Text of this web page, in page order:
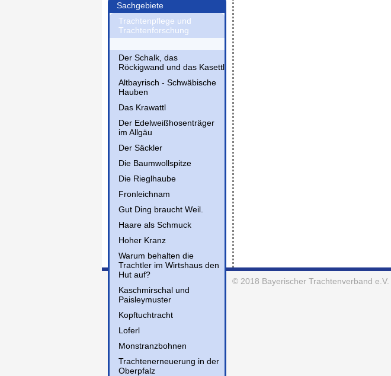
Sachgebiete
Trachtenpflege und
Trachtenforschung
Der Schalk, das
Röckigwand und das Kasettl
Altbayrisch - Schwäbische
Hauben
Das Krawattl
Der Edelweißhosenträger
im Allgäu
Der Säckler
Die Baumwollspitze
Die Rieglhaube
Fronleichnam
Gut Ding braucht Weil.
Haare als Schmuck
Hoher Kranz
Warum behalten die
Trachtler im Wirtshaus den
Hut auf?
Kaschmirschal und
Paisleymuster
Kopftuchtracht
Loferl
Monstranzbohnen
Trachtenerneuerung in der
Oberpfalz
© 2018 Bayerischer Trachtenverband e.V.